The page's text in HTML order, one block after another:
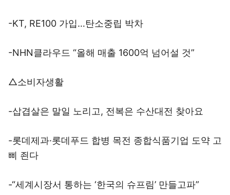
-KT, RE100 가입…탄소중립 박차
-NHN클라우드 “올해 매출 1600억 넘어설 것”
△소비자생활
-삽겹살은 말일 노리고, 전복은 수산대전 찾아요
-롯데제과·롯데푸드 합병 목전 종합식품기업 도약 고
삐 죈다
-“세계시장서 통하는 ‘한국의 슈프림’ 만들고파”